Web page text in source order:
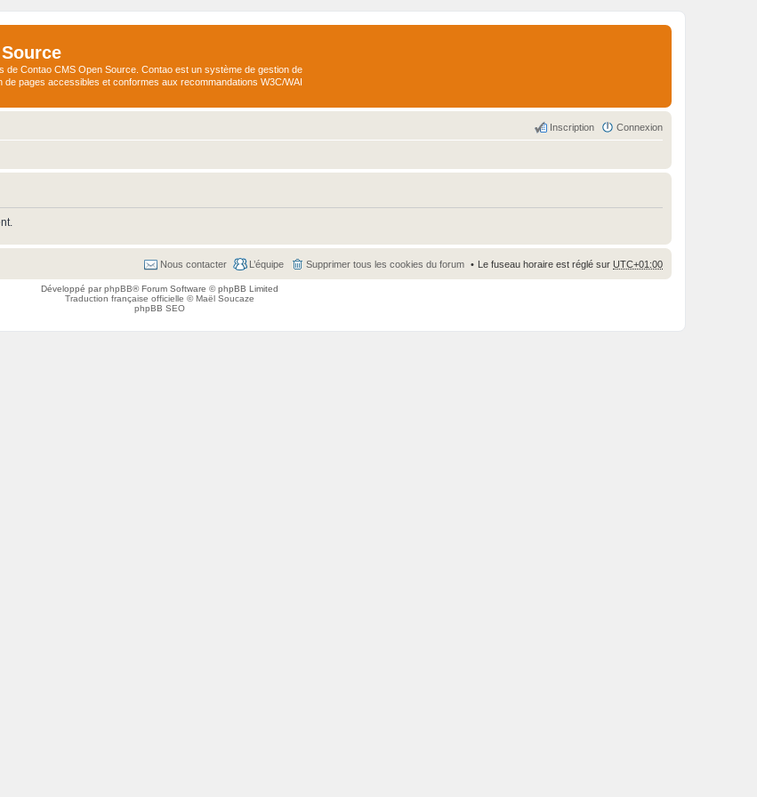
de Contao CMS Open Source. Contao est un système de gestion de
de pages accessibles et conformes aux recommandations W3C/WAI
Connexion
Inscription
Le fuseau horaire est réglé sur UTC+01:00
Supprimer tous les cookies du forum
L’équipe
Nous contacter
Développé parphpBB® Forum Software © phpBB Limited
Traduction française officielle ©Maël Soucaze
phpBB SEO